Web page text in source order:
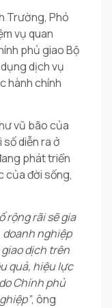
Trường, Phó
vụ quan
phủ giao Bộ
dịch vụ
hành chính
vũ bão của
diễn ra ở
phát triển
của đời sống,
rộng rãi sẽ gia
nghiệp
dịch trên
quả, hiệu lực
Chính phủ
, ông